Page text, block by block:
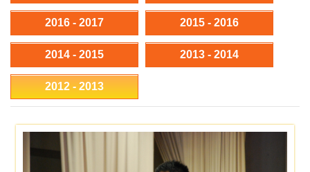
2016 - 2017 2015 - 2016
2014 - 2015 2013 - 2014
2012 - 2013